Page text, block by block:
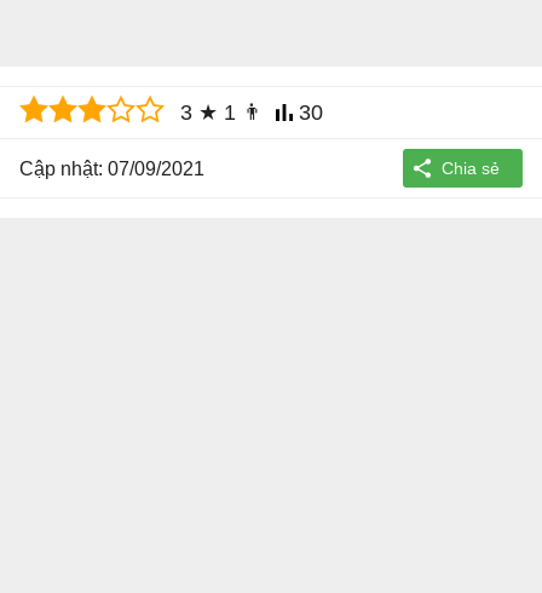
3 ★ 1 👨 30
Cập nhật: 07/09/2021